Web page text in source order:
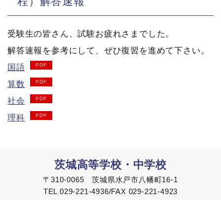
受験生の皆さん、試験お疲れさまでした。
解答速報を参考にして、ぜひ復習を進めて下さい。
国語
算数
社会
理科
茨城高等学校・中学校
〒310-0065 茨城県水戸市八幡町16-1
TEL 029-221-4936/FAX 029-221-4923